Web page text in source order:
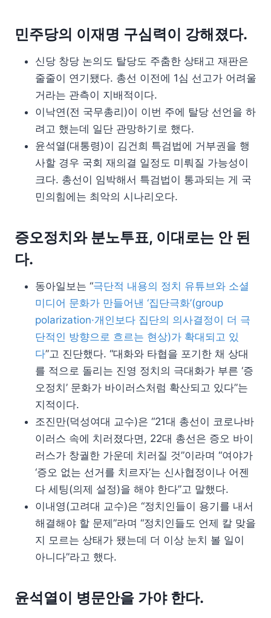
민주당의 이재명 구심력이 강해졌다.
신당 창당 논의도 탈당도 주춤한 상태고 재판은
줄줄이 연기됐다. 총선 이전에 1심 선고가 어려울
거라는 관측이 지배적이다.
이낙연(전 국무총리)이 이번 주에 탈당 선언을 하
려고 했는데 일단 관망하기로 했다.
윤석열(대통령)이 김건희 특검법에 거부권을 행
사할 경우 국회 재의결 일정도 미뤄질 가능성이
크다. 총선이 임박해서 특검법이 통과되는 게 국
민의힘에는 최악의 시나리오다.
증오정치와 분노투표, 이대로는 안 된
다.
동아일보는 “극단적 내용의 정치 유튜브와 소셜
미디어 문화가 만들어낸 ‘집단극화’(group
polarization·개인보다 집단의 의사결정이 더 극
단적인 방향으로 흐르는 현상)가 확대되고 있
다”고 진단했다. “대화와 타협을 포기한 채 상대
를 적으로 돌리는 진영 정치의 극대화가 부른 ‘증
오정치’ 문화가 바이러스처럼 확산되고 있다”는
지적이다.
조진만(덕성여대 교수)은 “21대 총선이 코로나바
이러스 속에 치러졌다면, 22대 총선은 증오 바이
러스가 창궐한 가운데 치러질 것”이라며 “여야가
‘증오 없는 선거를 치르자’는 신사협정이나 어젠
다 세팅(의제 설정)을 해야 한다”고 말했다.
이내영(고려대 교수)은 “정치인들이 용기를 내서
해결해야 할 문제”라며 “정치인들도 언제 칼 맞을
지 모르는 상태가 됐는데 더 이상 눈치 볼 일이
아니다”라고 했다.
윤석열이 병문안을 가야 한다.